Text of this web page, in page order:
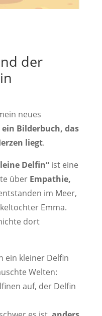
der
neues
ein Bilderbuch, das
liegt.
Delfin“ist eine
über Empathie,
im Meer,
Emma.
dort
ein kleiner Delfin
Welten:
auf, der Delfin